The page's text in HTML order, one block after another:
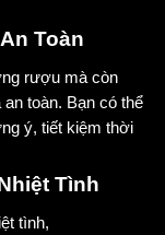
Toàn
rượu mà còn
toàn. Bạn có thể
ý, tiết kiệm thời
Tình
tình,